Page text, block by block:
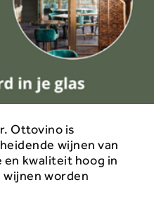
Ottovino is
wijnen van
kwaliteit hoog in
worden